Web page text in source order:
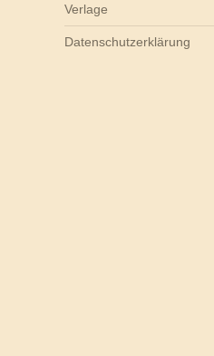
Verlage
Datenschutzerklärung